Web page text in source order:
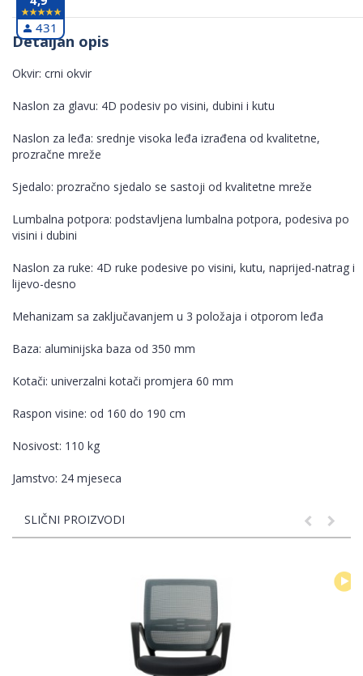
Detaljan opis
Okvir: crni okvir
Naslon za glavu: 4D podesiv po visini, dubini i kutu
Naslon za leđa: srednje visoka leđa izrađena od kvalitetne,
prozračne mreže
Sjedalo: prozračno sjedalo se sastoji od kvalitetne mreže
Lumbalna potpora: podstavljena lumbalna potpora, podesiva po
visini i dubini
Naslon za ruke: 4D ruke podesive po visini, kutu, naprijed-natrag i
lijevo-desno
Mehanizam sa zaključavanjem u 3 položaja i otporom leđa
Baza: aluminijska baza od 350 mm
Kotači: univerzalni kotači promjera 60 mm
Raspon visine: od 160 do 190 cm
Nosivost: 110 kg
Jamstvo: 24 mjeseca
SLIČNI PROIZVODI
431